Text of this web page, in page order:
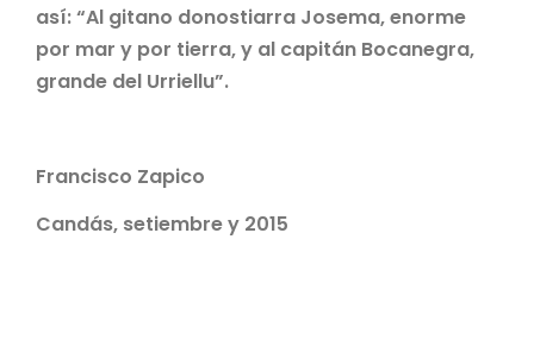
así: “Al gitano donostiarra Josema, enorme
por mar y por tierra, y al capitán Bocanegra,
grande del Urriellu”.
Francisco Zapico
Candás, setiembre y 2015